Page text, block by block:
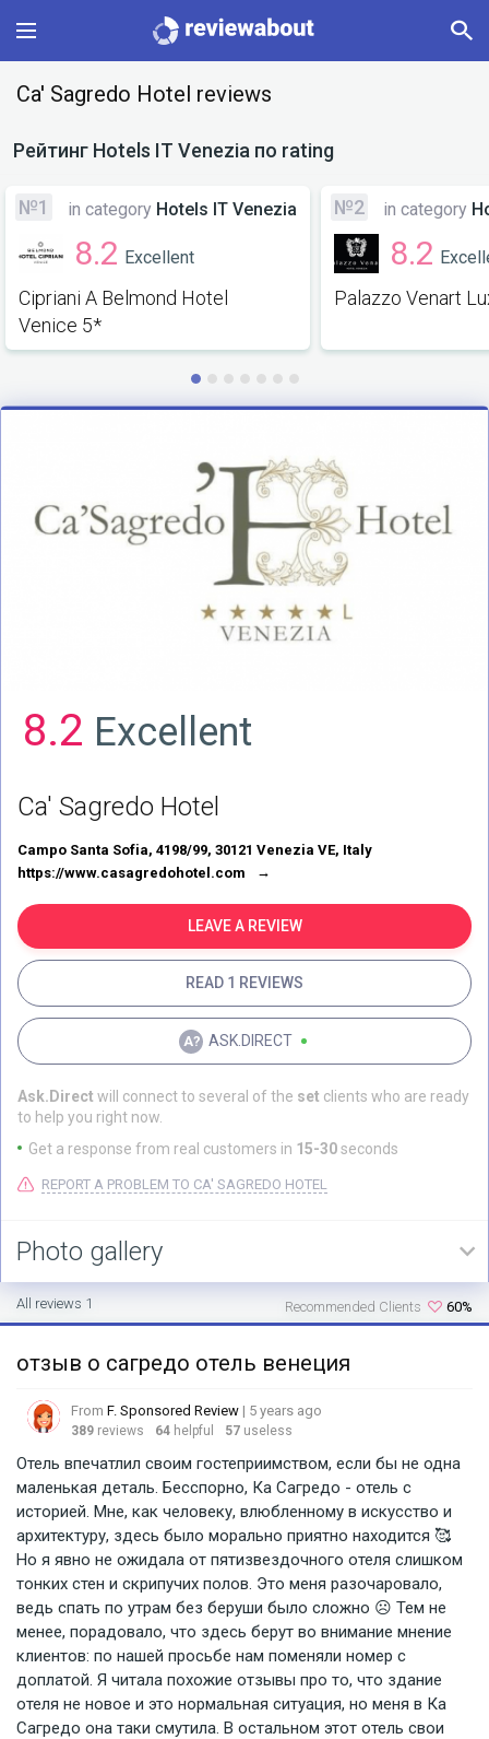
Main
Categories
Profile
Change language
Ca' Sagredo Hotel reviews
8.2 Excellent
Ca' Sagredo Hotel
Campo Santa Sofia, 4198/99, 30121 Venezia VE, Italy
https://www.casagredohotel.com
LEAVE A REVIEW
READ 1 REVIEWS
ASK.DIRECT
Ask.Direct will connect to several of the set clients who are ready
to help you right now.
Get a response from real customers in 15-30seconds
REPORT A PROBLEM TO CA' SAGREDO HOTEL
Photo gallery
All reviews 1 60%
Recommended Clients
отзыв о сагредо отель венеция
From F. Sponsored Review | 5 years ago
389 reviews 64 helpful 57 useless
Отель впечатлил своим гостеприимством, если бы не одна
маленькая деталь. Бесспорно, Ка Сагредо - отель с
историей. Мне, как человеку, влюбленному в искусство и
архитектуру, здесь было морально приятно находится 🥰
Но я явно не ожидала от пятизвездочного отеля слишком
тонких стен и скрипучих полов. Это меня разочаровало,
ведь спать по утрам без беруши было сложно ☹️ Тем не
менее, порадовало, что здесь берут во внимание мнение
клиентов: по нашей просьбе нам поменяли номер с
доплатой. Я читала похожие отзывы про то, что здание
отеля не новое и это нормальная ситуация, но меня в Ка
Сагредо она таки смутила. В остальном этот отель свои
Рейтинг Hotels IT Venezia по rating
№1 in category Hotels IT Venezia
8.2 Excellent
Cipriani A Belmond Hotel
Venice 5*
№2 in category
8.2
Palazzo Venart